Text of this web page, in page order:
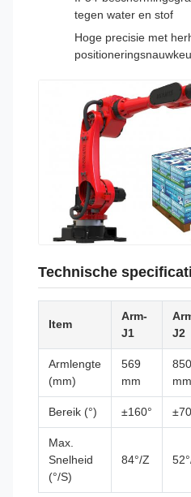
tegen water en stof
Hoge precisie met
Technische
Item
Arm-
J1
J2
Armlengte
(mm)
569
mm
850
mm
Bereik (°) ±160°
Max.
Snelheid
(°/S)
84°/Z